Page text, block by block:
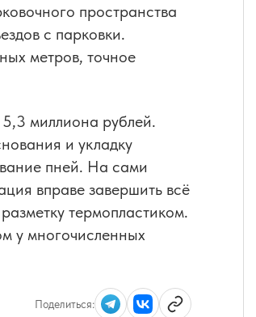
пространства
с парковки.
метров, точное
5,3 миллиона рублей.
и укладку
пней. На сами
вправе завершить всё
термопластиком.
у многочисленных
Поделиться: